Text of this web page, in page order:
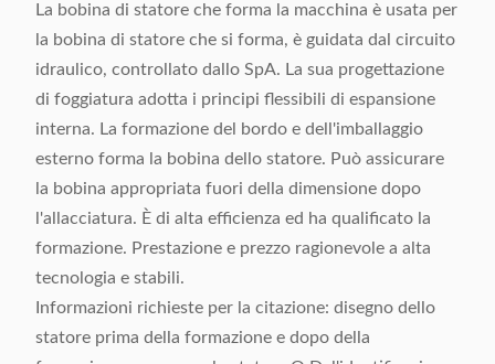
La bobina di statore che forma la macchina è usata per
la bobina di statore che si forma, è guidata dal circuito
idraulico, controllato dallo SpA. La sua progettazione
di foggiatura adotta i principi flessibili di espansione
interna. La formazione del bordo e dell'imballaggio
esterno forma la bobina dello statore. Può assicurare
la bobina appropriata fuori della dimensione dopo
l'allacciatura. È di alta efficienza ed ha qualificato la
formazione. Prestazione e prezzo ragionevole a alta
tecnologia e stabili.
Informazioni richieste per la citazione: disegno dello
statore prima della formazione e dopo della